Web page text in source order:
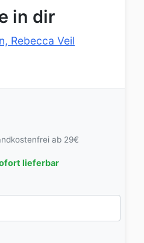
in dir
Rebecca Veil
ab 29€
lieferbar